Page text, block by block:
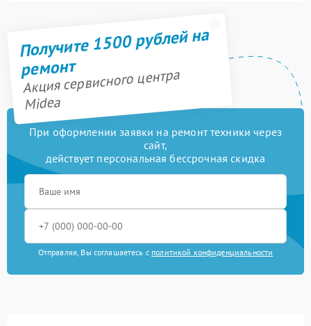
Получите 1500 рублей на
ремонт
Акция сервисного центра
Midea
При оформлении заявки на ремонт техники через
сайт,
действует персональная бессрочная скидка
Отправляя, Вы соглашаетесь с политикой конфиденциальности